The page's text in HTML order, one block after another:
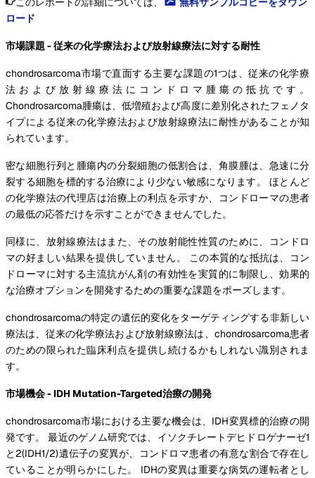
ロード
市場課題 - 従来の化学療法および放射線療法に対する耐性
chondrosarcoma市場で直面する主要な課題の1つは、従来の化学療
法および放射線療法にコンドロマ腫瘍の抵抗です。
Chondrosarcoma腫瘍は、低増殖および高度に差別化されたフェノタ
イプによる従来の化学療法および放射線療法に耐性があることが知
られています。
密な細胞行列と腫瘍内の分裂細胞の低割合は、角膜腫は、急速に分
裂する細胞を標的する治療により少ない敏感になります。 ほとんど
の化学療法の代理店は治療上の利点を示すか、コンドローマの患者
の最低の応答だけを示すことができませんでした。
同様に、放射線療法はまた、その放射能性性質のために、コンドロ
マの好ましい結果を提供していません。 この本質的な抵抗は、コン
ドローマに対する主流抗がん剤の有効性を実質的に制限し、効果的
な治療オプションを開発するための重要な課題をポーズします。
chondrosarcomaの特定の遺伝的変化をターゲティングする非新しい
療法は、従来の化学療法および放射線療法は、chondrosarcoma患者
のための限られた臨床利点を提供し続けるかもしれない識別されま
す。
市場機会 - IDH Mutation-Targeted治療の開発
chondrosarcoma市場における主要な機会は、IDH変異標的治療の開
発です。 最近のゲノム研究では、イソクチレートデヒドロゲナーゼ1
と2(IDH1/2)遺伝子の変異が、コンドロマ患者の有意な割合で存在し
ていることが明らかにした。 IDHの変異は重要な病気の運転者とし